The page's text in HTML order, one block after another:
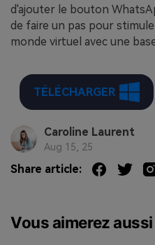
d'ajouter le bouton
de faire un pas pour
monde virtuel avec une
TÉLÉCHARGER
Caroline Laurent
Aug 15, 25
Share article:
Vous aimerez aussi